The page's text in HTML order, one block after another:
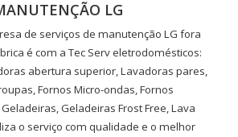
LG
de serviços de manutenção LG fora
é com a Tec Serv eletrodomésticos:
abertura superior, Lavadoras pares,
Fornos Micro-ondas, Fornos
Geladeiras Frost Free, Lava
o serviço com qualidade e o melhor